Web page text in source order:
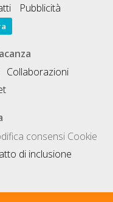
Pubblicità
Collaborazioni
consensi Cookie
di inclusione